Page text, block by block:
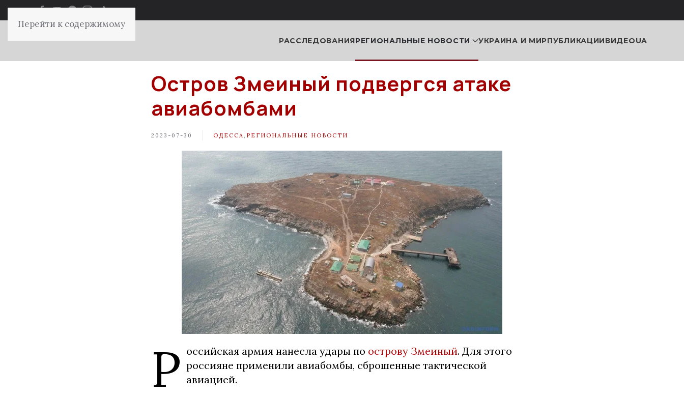
Перейти к содержимому
РАССЛЕДОВАНИЯРЕГИОНАЛЬНЫЕ НОВОСТИ УКРАИНА И МИРПУБЛИКАЦИИВИДЕОUA
Остров Змеиный подвергся атаке
авиабомбами
2023-07-30 ОДЕССА РЕГИОНАЛЬНЫЕ НОВОСТИ
Р оссийская армия нанесла удары по острову Змеиный. Для этого
россияне применили авиабомбы, сброшенные тактической
авиацией.